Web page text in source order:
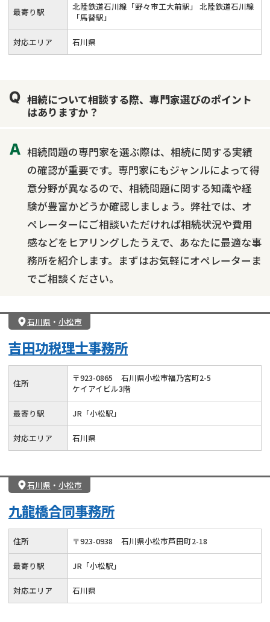
最寄り駅
北陸鉄道石川線「野々市工大前駅」 北陸鉄道石川線
「馬替駅」
対応エリア 石川県
相続について相談する際、専門家選びのポイント
はありますか？
相続問題の専門家を選ぶ際は、相続に関する実績
の確認が重要です。専門家にもジャンルによって得
意分野が異なるので、相続問題に関する知識や経
験が豊富かどうか確認しましょう。弊社では、オ
ペレーターにご相談いただければ相続状況や費用
感などをヒアリングしたうえで、あなたに最適な事
務所を紹介します。まずはお気軽にオペレーターま
でご相談ください。
石川県 ・ 小松市
吉田功税理士事務所
住所 〒923-0865
石川県小松市福乃宮町2-5
ケイアイビル3階
最寄り駅 JR「小松駅」
対応エリア 石川県
石川県 ・ 小松市
九龍橋合同事務所
住所 〒923-0938 石川県小松市芦田町2-18
最寄り駅 JR「小松駅」
対応エリア 石川県